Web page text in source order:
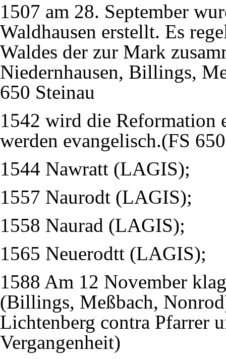
1507 am 28. September
Waldhausen erstellt. Es
Waldes der zur Mark
Niedernhausen, Billings,
650 Steinau
1542 wird die Reformation
werden evangelisch.(FS
1544 Nawratt (LAGIS);
1557 Naurodt (LAGIS);
1558 Naurad (LAGIS);
1565 Neuerodtt (LAGIS);
1588 Am 12 November
(Billings, Meßbach,
Lichtenberg contra Pfarrer
Vergangenheit)